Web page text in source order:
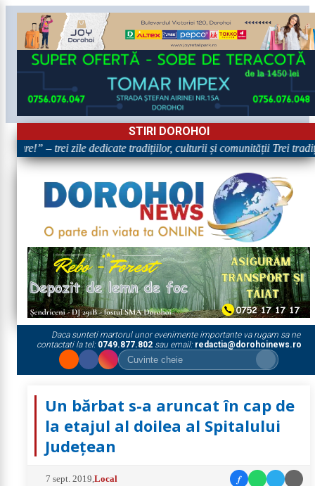
STIRI DOROHOI
– trei zile dedicate tradițiilor, culturii și comunității Trei
Daca sunteti martorul unor evenimente importante va rugam sa ne
contactati la tel: 0749.877.802sau email: redactia@dorohoinews.ro
Un bărbat s-a aruncat în cap de
la etajul al doilea al Spitalului
Județean
7 sept. 2019 ,Local f